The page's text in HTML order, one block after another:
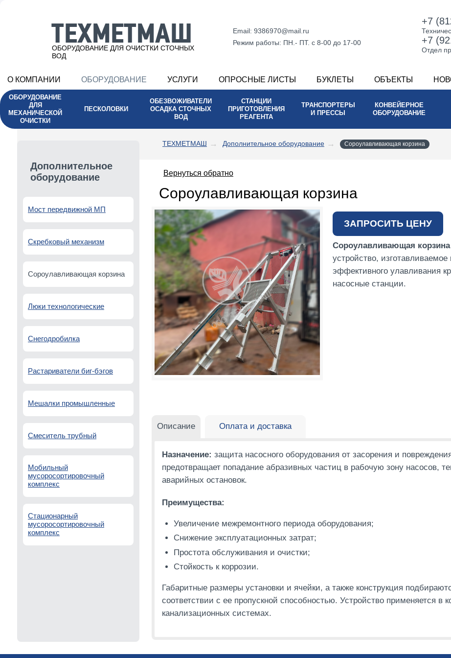
ТЕХМЕТМАШ
ОБОРУДОВАНИЕ ДЛЯ ОЧИСТКИ СТОЧНЫХ
ВОД
Email: 9386970@mail.ru
Режим работы: ПН.- ПТ. с 8-00 до 17-00
+7
+7
Отдел
О КОМПАНИИ ОБОРУДОВАНИЕ УСЛУГИ ОПРОСНЫЕ ЛИСТЫ БУКЛЕТЫ ОБЪЕКТЫ
ОБОРУДОВАНИЕ
ДЛЯ
МЕХАНИЧЕСКОЙ
ОЧИСТКИ
ПЕСКОЛОВКИ
ОБЕЗВОЖИВАТЕЛИ
ОСАДКА СТОЧНЫХ
ВОД
СТАНЦИИ
ПРИГОТОВЛЕНИЯ
РЕАГЕНТА
ТРАНСПОРТЕРЫ
И ПРЕССЫ
КОНВЕЙЕРНОЕ
ОБОРУДОВАНИЕ
ТЕХМЕТМАШ Дополнительное оборудование Сороулавливающая корзина
Дополнительное
оборудование
Мост передвижной МП
Скребковый механизм
Сороулавливающая корзина
Люки технологические
Снегодробилка
Растариватели биг-бэгов
Мешалки промышленные
Смеситель трубный
Мобильный
мусоросортировочный
комплекс
Стационарный
мусоросортировочный
комплекс
Вернуться обратно
Сороулавливающая корзина
ЗАПРОСИТЬ ЦЕНУ
Сороулавливающая
устройство,
эффективного улавливания
насосные станции.
Описание Оплата и доставка
Назначение: защита насосного оборудования от засорения и
предотвращает попадание абразивных частиц в рабочую зону насосов,
аварийных остановок.
Преимущества:
Увеличение межремонтного периода оборудования;
Снижение эксплуатационных затрат;
Простота обслуживания и очистки;
Стойкость к коррозии.
Габаритные размеры установки и ячейки, а также конструкция
соответствии с ее пропускной способностью. Устройство применяется
канализационных системах.